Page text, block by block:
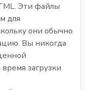
Эти файлы
для
они обычно
Вы никогда
загрузки